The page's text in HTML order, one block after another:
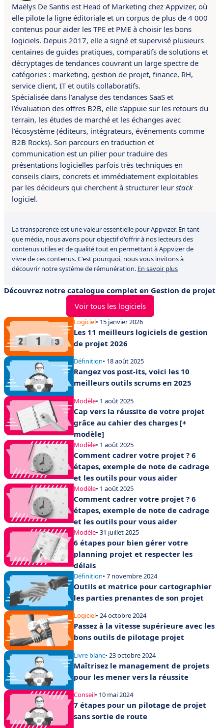
Maëlys De Santis est Head of Marketing chez Appvizer, où
elle pilote la ligne éditoriale et un corpus de plus de 4 000
contenus pour aider les TPE et PME à choisir les bons
logiciels. Depuis 2017, elle a signé et supervisé plusieurs
centaines de guides pratiques, comparatifs de solutions et
décryptages de tendances couvrant un large spectre de
catégories : marketing, gestion de projet, finance, RH,
service client, IT et outils collaboratifs.
Spécialisée dans l’analyse des tendances SaaS et
l’évaluation des offres B2B, elle s’appuie sur les retours du
terrain, les études de marché et les échanges avec
l’écosystème (éditeurs, intégrateurs, événements comme
B2B Rocks). Son parcours en traduction et
communication est un pilier pour traduire des
présentations logicielles parfois très techniques en
conseils clairs, concrets et immédiatement exploitables
par les décideurs qui cherchent à structurer leur stack
logiciel.
La transparence est une valeur essentielle pour Appvizer. En tant
que média, nous avons pour objectif d'offrir à nos lecteurs des
contenus utiles et de qualité tout en permettant à Appvizer de
vivre de ces contenus. C'est pourquoi, nous vous invitons à
découvrir notre système de rémunération. En savoir plus
Découvrez notre catalogue complet en Gestion de projet
Voir tous les logiciels
Logiciel• 15 janvier 2026
Les 11 meilleurs logiciels de gestion
de projet 2026
Définition• 18 août 2025
Rangez vos post-its, voici les 10
meilleurs outils scrums en 2025
Modèle• 1 août 2025
Cap vers la réussite de votre projet
grâce au cahier des charges [+
modèle]
Modèle• 1 août 2025
Comment cadrer votre projet ? 6
étapes, exemple de note de cadrage
et les outils pour vous aider
Modèle• 1 août 2025
Comment cadrer votre projet ? 6
étapes, exemple de note de cadrage
et les outils pour vous aider
Modèle• 31 juillet 2025
6 étapes pour bien gérer votre
planning projet et respecter les
délais
Définition• 7 novembre 2024
Outils et matrice pour cartographier
les parties prenantes de son projet
Logiciel• 24 octobre 2024
Passez à la vitesse supérieure avec les
bons outils de pilotage projet
Livre blanc• 23 octobre 2024
Maîtrisez le management de projets
pour les mener vers la réussite
Conseil• 10 mai 2024
7 étapes pour un pilotage de projet
sans sortie de route